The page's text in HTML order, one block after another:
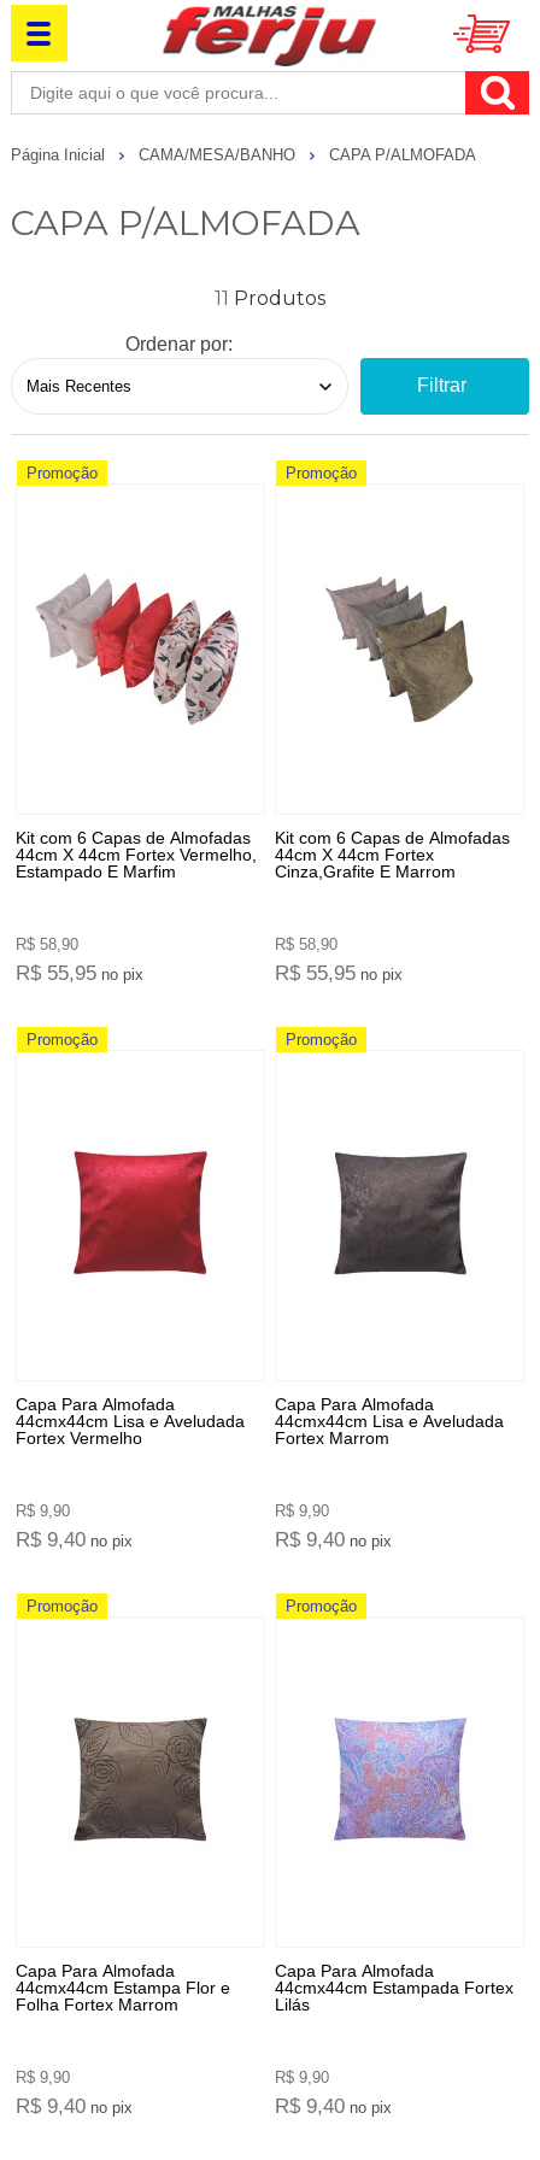
Página Inicial CAMA/MESA/BANHO CAPA P/ALMOFADA
CAPA P/ALMOFADA
11
Ordenar por:
Filtrar
Promoção
Kit com 6 Capas de Almofadas
44cm X 44cm Fortex Vermelho,
Estampado E Marfim
R$ 58,90
R$ 55,95 no pix
Promoção
Kit com 6 Capas de Almofadas
44cm X 44cm Fortex
Cinza,Grafite E Marrom
R$ 58,90
R$ 55,95 no pix
Promoção
Capa Para Almofada
44cmx44cm Lisa e Aveludada
Fortex Vermelho
R$ 9,90
R$ 9,40 no pix
Promoção
Capa Para Almofada
44cmx44cm Lisa e Aveludada
Fortex Marrom
R$ 9,90
R$ 9,40 no pix
Promoção
Capa Para Almofada
44cmx44cm Estampa Flor e
Folha Fortex Marrom
R$ 9,90
R$ 9,40 no pix
Promoção
Capa Para Almofada
44cmx44cm Estampada Fortex
Lilás
R$ 9,90
R$ 9,40 no pix